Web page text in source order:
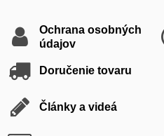
Ochrana osobných
údajov
Doručenie tovaru
Články a videá